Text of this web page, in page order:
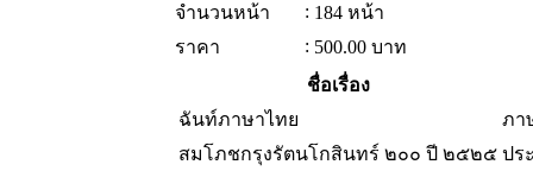
จำนวนหน้า
: 184 หน้า
ราคา
: 500.00 บาท
ชื่อเรื่อง
ฉันท์ภาษาไทย
ภา
สมโภชกรุงรัตนโกสินทร์ ๒๐๐ ปี ๒๕๒๕ ปร